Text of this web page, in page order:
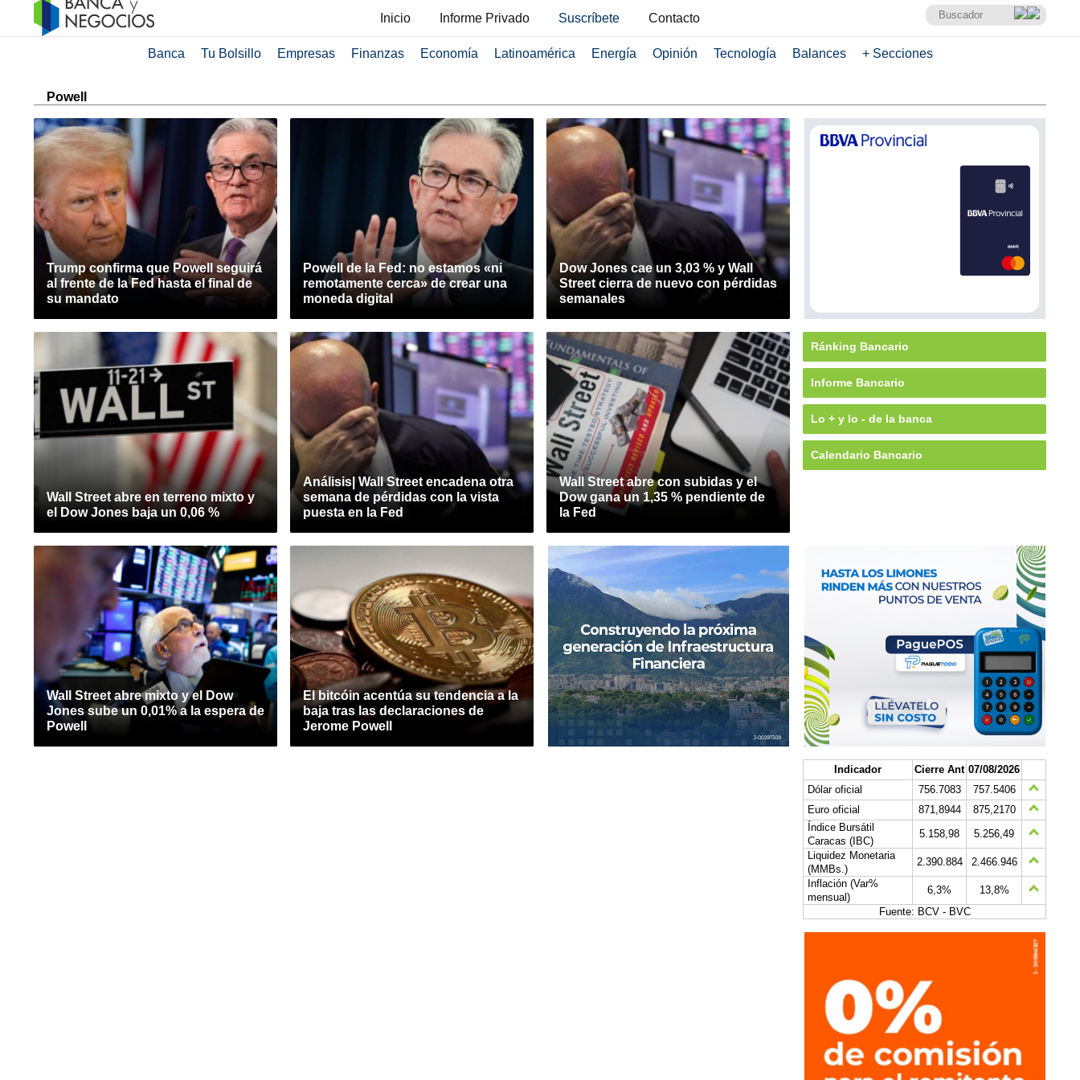
Inicio Informe Privado Suscríbete Contacto
Banca Tu Bolsillo Empresas Finanzas Economía Latinoamérica Energía Opinión Tecnología Balances + Secciones
Powell
Trump confirma que Powell seguirá
al frente de la Fed hasta el final de
su mandato
Powell de la Fed: no estamos «ni
remotamente cerca» de crear una
moneda digital
Dow Jones cae un 3,03 % y Wall
Street cierra de nuevo con pérdidas
semanales
Wall Street abre en terreno mixto y
el Dow Jones baja un 0,06 %
Análisis| Wall Street encadena otra
semana de pérdidas con la vista
puesta en la Fed
Wall Street abre con subidas y el
Dow gana un 1,35 % pendiente de
la Fed
Wall Street abre mixto y el Dow
Jones sube un 0,01% a la espera de
Powell
El bitcóin acentúa su tendencia a la
baja tras las declaraciones de
Jerome Powell
Ránking Bancario
Informe Bancario
Lo + y lo - de la banca
Calendario Bancario
Indicador Cierre Ant 07/08/2026
Dólar oficial
756.7083
757.5406
Euro oficial
871,8944
875,2170
Índice Bursátil
Caracas (IBC)
5.158,98
5.256,49
Liquidez Monetaria
(MMBs.)
2.390.884
2.466.946
Inflación (Var%
mensual)
6,3%
13,8%
Fuente: BCV - BVC